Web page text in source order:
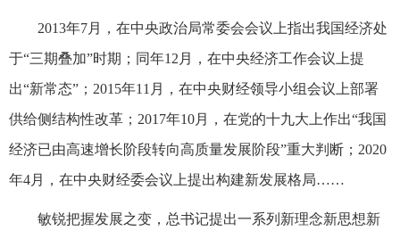
2013年7月，在中央政治局常委会会议上指出我国经济处
于“三期叠加”时期；同年12月，在中央经济工作会议上提
出“新常态”；2015年11月，在中央财经领导小组会议上部署
供给侧结构性改革；2017年10月，在党的十九大上作出“我国
经济已由高速增长阶段转向高质量发展阶段”重大判断；2020
年4月，在中央财经委会议上提出构建新发展格局……
敏锐把握发展之变，总书记提出一系列新理念新思想新